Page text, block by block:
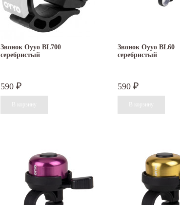
Звонок Oyyo BL700
серебристый
590 ₽
Звонок Oyyo BL60
серебристый
590 ₽